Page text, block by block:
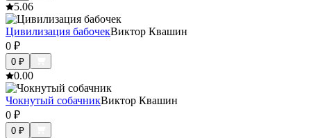
5.06
Цивилизация бабочекВиктор Квашин
0 ₽
0 ₽
0.00
Чокнутый собачникВиктор Квашин
0 ₽
0 ₽